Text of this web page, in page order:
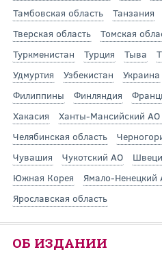
Тамбовская область
Танзания
Тверская область
Томская
Туркменистан
Турция Тыва
Удмуртия
Узбекистан Украина
Филиппины
Финляндия
Хакасия
Ханты-Мансийский
Челябинская область
Чувашия
Чукотский АО
Южная Корея
Ямало-Ненецкий
Ярославская область
ОБ ИЗДАНИИ